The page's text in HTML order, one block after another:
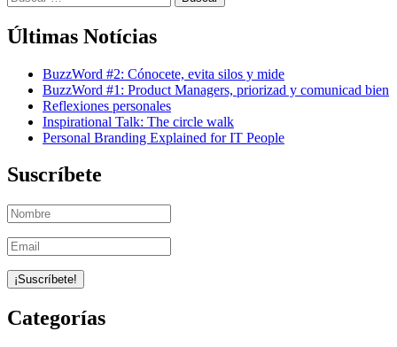
Últimas Notícias
BuzzWord #2: Cónocete, evita silos y mide
BuzzWord #1: Product Managers, priorizad y comunicad bien
Reflexiones personales
Inspirational Talk: The circle walk
Personal Branding Explained for IT People
Suscríbete
Categorías